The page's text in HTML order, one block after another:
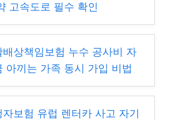
고속도로 필수 확인
배상책임보험 누수 공사비 자
아끼는 가족 동시 가입 비법
자보험 유럽 렌터카 사고 자기